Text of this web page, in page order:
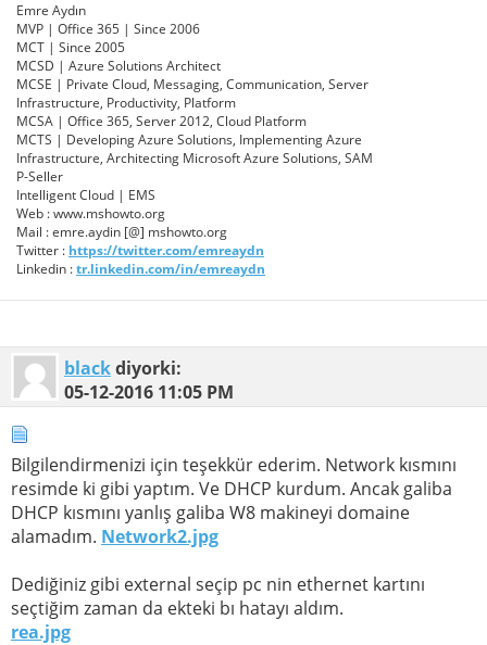
Emre Aydın
MVP | Office 365 | Since 2006
MCT | Since 2005
MCSD | Azure Solutions Architect
MCSE | Private Cloud, Messaging, Communication, Server
Infrastructure, Productivity, Platform
MCSA | Office 365, Server 2012, Cloud Platform
MCTS | Developing Azure Solutions, Implementing Azure
Infrastructure, Architecting Microsoft Azure Solutions, SAM
P-Seller
Intelligent Cloud | EMS
Web : www.mshowto.org
Mail : emre.aydin [@] mshowto.org
Twitter : https://twitter.com/emreaydn
Linkedin :tr.linkedin.com/in/emreaydn
blackdiyorki:
05-12-2016 11:05 PM
Bilgilendirmenizi için teşekkür ederim. Network kısmını
resimde ki gibi yaptım. Ve DHCP kurdum. Ancak galiba
DHCP kısmını yanlış galiba W8 makineyi domaine
alamadım. Network2.jpg
Dediğiniz gibi external seçip pc nin ethernet kartını
seçtiğim zaman da ekteki bı hatayı aldım.
rea.jpg